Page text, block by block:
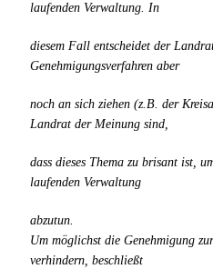
laufenden Verwaltung. In
diesem Fall entscheidet der
Genehmigungsverfahren aber
noch an sich ziehen (z.B. der
Landrat der Meinung sind,
dass dieses Thema zu brisant ist,
laufenden Verwaltung
abzutun.
Um möglichst die Genehmigung
verhindern, beschließt